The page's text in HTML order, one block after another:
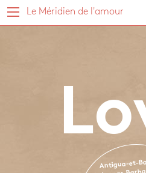
Le Méridien de l'amour
Antigua-et-